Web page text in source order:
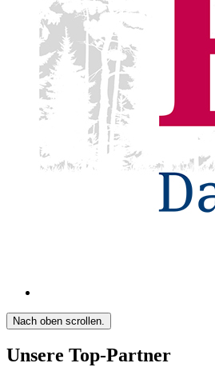
Nach oben scrollen.
Unsere Top-Partner